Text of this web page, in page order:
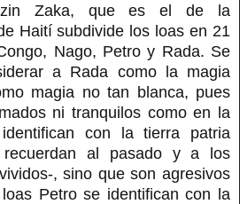
Zaka, que es el de la
Haití subdivide los loas en 21
Nago, Petro y Rada. Se
a Rada como la magia
magia no tan blanca, pues
ni tranquilos como en la
con la tierra patria
recuerdan al pasado y a los
, sino que son agresivos
Petro se identifican con la